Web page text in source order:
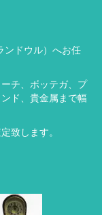
ンドウル）へお任
チ、ボッテガ、プ
ド、貴金属まで幅
致します。